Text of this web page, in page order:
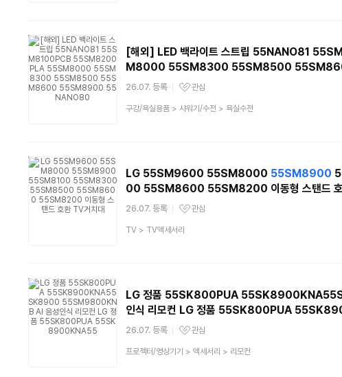
[해외] LED 백라이트 스트립 55NANO81
M8000 55SM8300 55SM8500
26.07. 등록
관심상품
관심
상
구강/욕실용품> 샤워기/수전 > 욕실수전
LG 55SM9600 55SM8000 55SM8900
00 55SM8600 55SM8200 이동형 스탠드 호
26.07. 등록
관심상품
관심
상
TV> TV액세서리
LG 정품 55SK800PUA
인식 리모컨 LG 정품 55SK800PUA
26.07. 등록
관심상품
관심
상
프로젝터/영상기기 > 액세서리 > 리모컨